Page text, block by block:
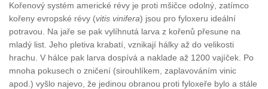
Kořenový systém americké révy je proti mšičce odolný, zatímco
kořeny evropské révy (vitis vinifera) jsou pro fyloxeru ideální
potravou. Na jaře se pak vylíhnutá larva z kořenů přesune na
mladý list. Jeho pletiva krabatí, vznikají hálky až do velikosti
hrachu. V hálce pak larva dospívá a naklade až 1200 vajíček. Po
mnoha pokusech o zničení (sirouhlíkem, zaplavováním vinic
apod.) vyšlo najevo, že jedinou obranou proti fyloxeře bylo a stále